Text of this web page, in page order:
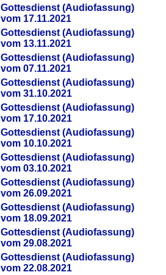
Gottesdienst (Audiofassung)
vom 17.11.2021
Gottesdienst (Audiofassung)
vom 13.11.2021
Gottesdienst (Audiofassung)
vom 07.11.2021
Gottesdienst (Audiofassung)
vom 31.10.2021
Gottesdienst (Audiofassung)
vom 17.10.2021
Gottesdienst (Audiofassung)
vom 10.10.2021
Gottesdienst (Audiofassung)
vom 03.10.2021
Gottesdienst (Audiofassung)
vom 26.09.2021
Gottesdienst (Audiofassung)
vom 18.09.2021
Gottesdienst (Audiofassung)
vom 29.08.2021
Gottesdienst (Audiofassung)
vom 22.08.2021